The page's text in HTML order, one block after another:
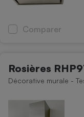
Comparer
Rosières
Décorative murale -